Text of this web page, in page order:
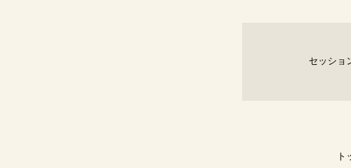
セッショ
ト